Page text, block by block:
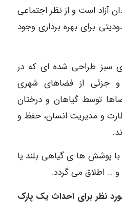
آزاد است و از نظر اجتماعی
برای بهره برداری وجود
سبز طراحی شده ای که در
و جزئی از فضاهای شهری
توسط گیاهان و درختان
و مدیریت انسان، حفظ و
پوشش ها ی گیاهی بلند یا
و … اطلاق می گردد.
نظر برای احداث یک پارک